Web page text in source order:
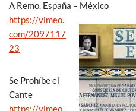
A Remo. España – México
https://vimeo.
com/2097117
23
Se Prohíbe el
Cante
https://vimeo.